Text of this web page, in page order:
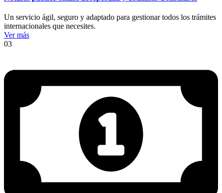
Un servicio ágil, seguro y adaptado para gestionar todos los trámites
internacionales que necesites.
Ver más
03